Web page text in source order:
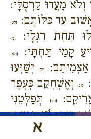
מָעֲדוּ קַרְסֻלָּי:
עַד כַּלּוֹתָם: {לט}
תַּחַת רַגְלָי: {מ}
קָמַי תַּחְתָּי: {מא}
אַצְמִיתֵם:{מב}
יְשַׁוְּעוּ
{מג}
וְאֶשְׁחָקֵם כְּעָפָר
{מד}
תְּפַלְּטֵנִי
עַם לֹא יָדַעְתִּי
בְּנֵי נֵכָר יְכַחֲשׁוּ